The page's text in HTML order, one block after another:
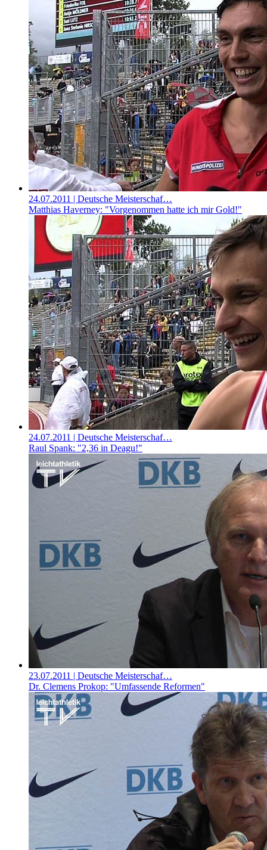
24.07.2011 | Deutsche Meisterschaf…
Matthias Haverney: "Vorgenommen hatte ich mir Gold!"
24.07.2011 | Deutsche Meisterschaf…
Raul Spank: "2,36 in Deagu!"
23.07.2011 | Deutsche Meisterschaf…
Dr. Clemens Prokop: "Umfassende Reformen"